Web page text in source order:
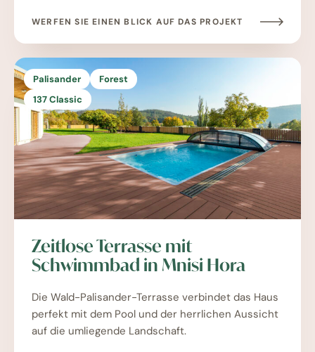
WERFEN SIE EINEN BLICK AUF DAS PROJEKT
Palisander
Forest
137 Classic
Zeitlose Terrasse mit
Schwimmbad in Mnisi Hora
Die Wald-Palisander-Terrasse verbindet das Haus
perfekt mit dem Pool und der herrlichen Aussicht
auf die umliegende Landschaft.